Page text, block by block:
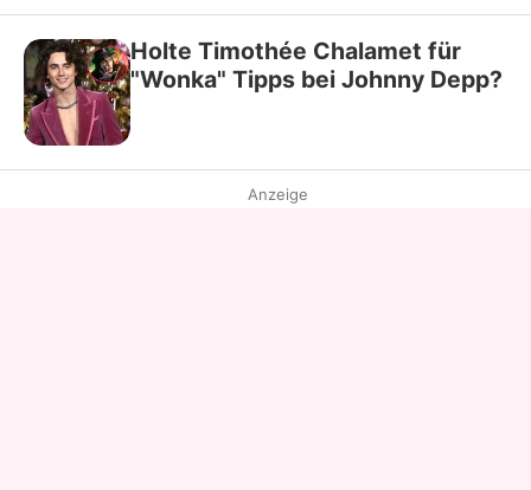
Holte Timothée Chalamet für
"Wonka" Tipps bei Johnny Depp?
Anzeige